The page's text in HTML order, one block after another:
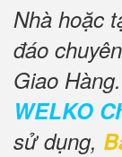
Nhà hoặc
đáo
Giao Hàng.
WELKO
sử dụng,